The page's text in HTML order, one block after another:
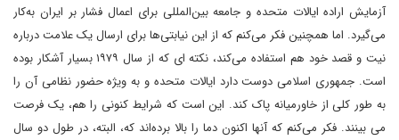
آزمایش اراده ایالات متحده و جامعه بین‌المللی برای اعمال فشار بر ایران به‌کار
می‌گیرد. اما همچنین فکر می‌کنم که از این نیابتی‌ها برای ارسال یک علامت درباره
نیت و قصد خود هم استفاده می‌کند، نکته ای که از سال ۱۹۷۹ بسیار آشکار بوده
است. جمهوری اسلامی دوست دارد ایالات متحده و به ویژه حضور نظامی آن را
به طور کلی از خاورمیانه پاک کند. این است که شرایط کنونی را هم، یک فرصت
می بینند. فکر می‌کنم که آنها اکنون دما را بالا برده‌اند که، البته، در طول دو سال